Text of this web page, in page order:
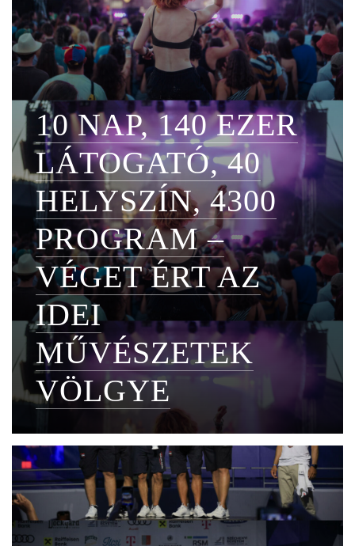
10 NAP, 140 EZER
LÁTOGATÓ, 40
HELYSZÍN, 4300
PROGRAM –
VÉGET ÉRT AZ
IDEI
MŰVÉSZETEK
VÖLGYE